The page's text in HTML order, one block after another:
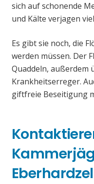
sich auf schonende
und Kälte verjagen
Es gibt sie noch, die
werden müssen. Der
Quaddeln, außerdem
Krankheitserreger.
giftfreie Beseitigung